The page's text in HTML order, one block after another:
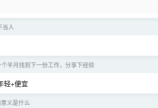
当人
半月找到下一份工作，分享下经验
轻+便宜
义是什么